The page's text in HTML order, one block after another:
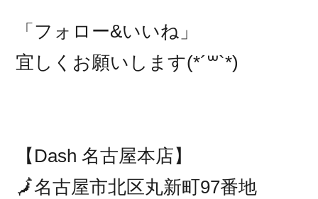
「フォロー&いいね」
宜しくお願いします(*´꒳`*)
【Dash 名古屋本店】
🗾名古屋市北区丸新町97番地